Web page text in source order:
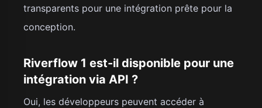
transparents pour une intégration prête pour la
conception.
Riverflow 1 est-il disponible pour une
intégration via API ?
Oui, les développeurs peuvent accéder à